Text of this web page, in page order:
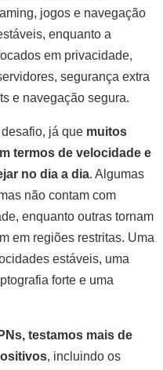
jogos e navegação
enquanto a
em privacidade,
segurança extra
e navegação segura.
já que muitos
termos de velocidade e
no dia a dia. Algumas
não contam com
enquanto outras tornam
em regiões restritas. Uma
estáveis, uma
forte e uma
testamos mais de
, incluindo os